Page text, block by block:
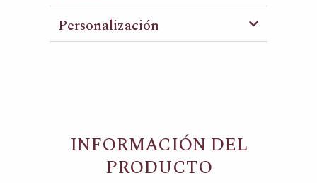
Personalización
INFORMACIÓN DEL
PRODUCTO